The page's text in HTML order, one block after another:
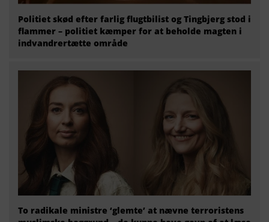
Politiet skød efter farlig flugtbilist og Tingbjerg stod i
flammer – politiet kæmper for at beholde magten i
indvandrertætte område
To radikale ministre ‘glemte’ at nævne terroristens